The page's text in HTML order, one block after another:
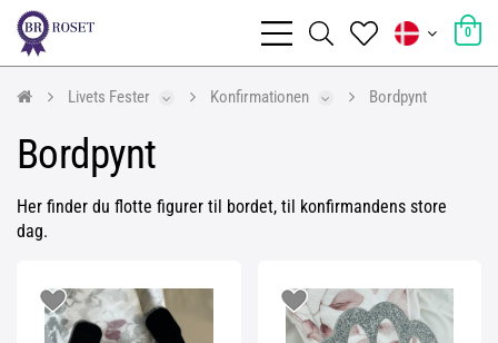
0
Livets Fester Konfirmationen Bordpynt
Bordpynt
Her finder du flotte figurer til bordet, til konfirmandens store
dag.